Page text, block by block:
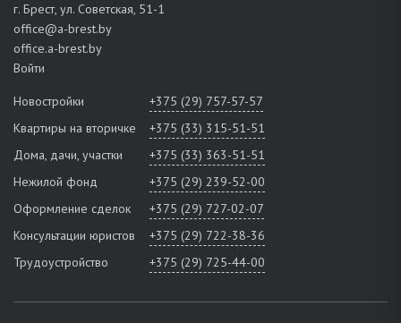
г. Брест, ул. Советская, 51-1
office@a-brest.by
office.a-brest.by
Войти
Новостройки
+375 (29) 757-57-57
Квартиры на вторичке
+375 (33) 315-51-51
Дома, дачи, участки
+375 (33) 363-51-51
Нежилой фонд
+375 (29) 239-52-00
Оформление сделок
+375 (29) 727-02-07
Консультации юристов
+375 (29) 722-38-36
Трудоустройство
+375 (29) 725-44-00